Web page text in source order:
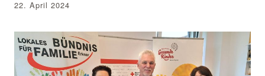
22. April 2024